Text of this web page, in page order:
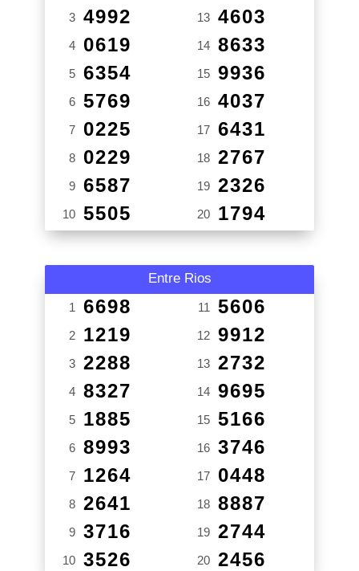
3 4992
4 0619
5 6354
6 5769
7 0225
8 0229
9 6587
10 5505
13 4603
14 8633
15 9936
16 4037
17 6431
18 2767
19 2326
20 1794
Entre Rios
1 6698
2 1219
3 2288
4 8327
5 1885
6 8993
7 1264
8 2641
9 3716
10 3526
11 5606
12 9912
13 2732
14 9695
15 5166
16 3746
17 0448
18 8887
19 2744
20 2456